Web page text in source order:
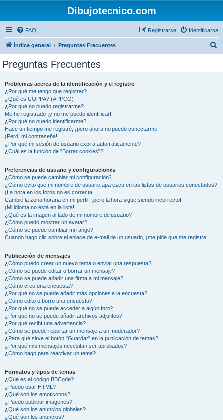
Dibujotecnico.com
FAQ Identificarse
Registrarse
Índice general Preguntas Frecuentes
Preguntas Frecuentes
Problemas acerca de la identificación y el registro
¿Por qué me tengo que registrar?
¿Qué es COPPA? (APPCO)
¿Por qué no puedo registrarme?
Me he registrado ¡y no me puedo identificar!
¿Por qué no puedo identificarme?
Hace un tiempo me registré, ¡pero ahora no puedo conectarme!
¡Perdí mi contraseña!
¿Por qué mi sesión de usuario expira automáticamente?
¿Cuál es la función de "Borrar cookies"?
Preferencias de usuario y configuraciones
¿Cómo se puede cambiar mi configuración?
¿Cómo evito que mi nombre de usuario aparezca en las listas de usuarios conectados?
¡La hora en los foros no es correcta!
Cambié la zona horaria en mi perfil, ¡pero la hora sigue siendo incorrecto!
¡Mi idioma no está en la lista!
¿Qué es la imagen al lado de mi nombre de usuario?
¿Cómo puedo mostrar un avatar?
¿Cómo se puede cambiar mi rango?
Cuando hago clic sobre el enlace de e-mail de un usuario, ¡me pide que me registre!
Publicación de mensajes
¿Cómo puedo crear un nuevo tema o enviar una respuesta?
¿Cómo se puede editar o borrar un mensaje?
¿Cómo se puede añadir una firma a mi mensaje?
¿Cómo creo una encuesta?
¿Por qué no se puede añadir más opciones a la encuesta?
¿Cómo edito o borro una encuesta?
¿Por qué no se puede acceder a algún foro?
¿Por qué no se puede añadir archivos adjuntos?
¿Por qué recibí una advertencia?
¿Cómo se puede reportar un mensaje a un moderador?
¿Para qué sirve el botón "Guardar" en la publicación de temas?
¿Por qué mis mensajes necesitan ser aprobados?
¿Cómo hago para reactivar un tema?
Formatos y tipos de temas
¿Qué es el código BBCode?
¿Puedo usar HTML?
¿Qué son los emoticonos?
¿Puedo publicar imagenes?
¿Qué son los anuncios globales?
¿Qué son los anuncios?